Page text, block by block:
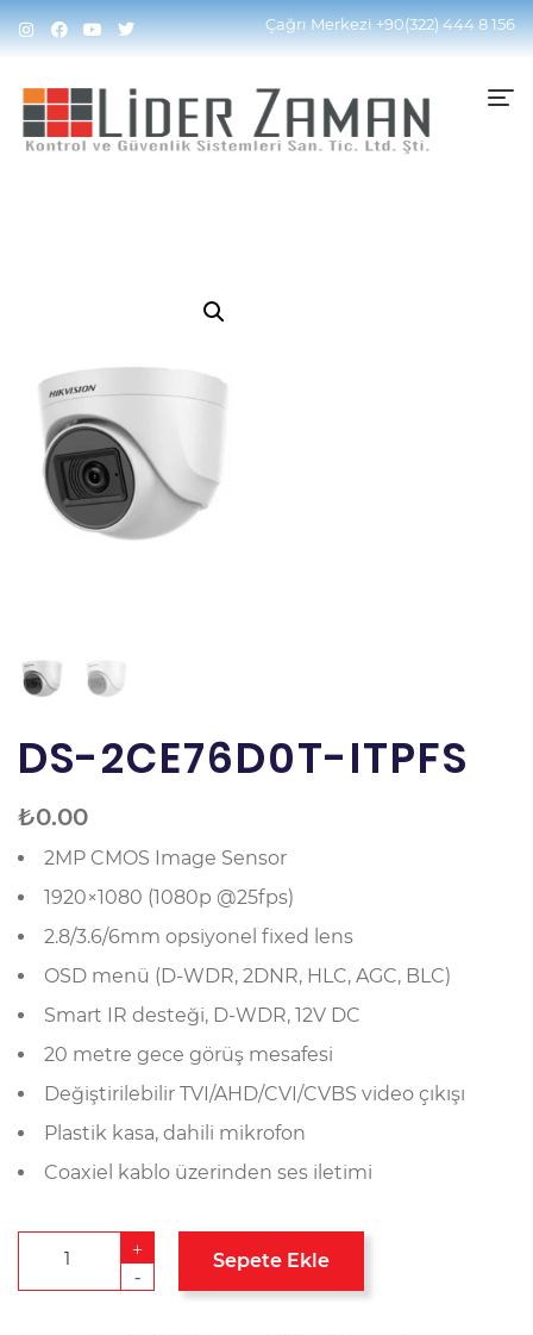
Çağrı Merkezi+90(322) 444 8 156
Home Kamera Sistemleri HDI-TVI Sistem
HDI TVI
Kamera
DS-2CE76D0T-ITPFS
DS-2CE76D0T-ITPFS
₺0.00
2MP CMOS Image Sensor
1920×1080 (1080p @25fps)
2.8/3.6/6mm opsiyonel fixed lens
OSD menü (D-WDR, 2DNR, HLC, AGC, BLC)
Smart IR desteği, D-WDR, 12V DC
20 metre gece görüş mesafesi
Değiştirilebilir TVI/AHD/CVI/CVBS video çıkışı
Plastik kasa, dahili mikrofon
Coaxiel kablo üzerinden ses iletimi
-
+
Sepete Ekle